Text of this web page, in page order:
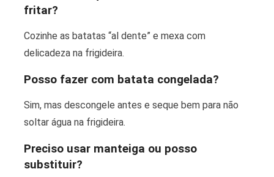
fritar?
Cozinhe as batatas “al dente” e mexa com
delicadeza na frigideira.
Posso fazer com batata congelada?
Sim, mas descongele antes e seque bem para não
soltar água na frigideira.
Preciso usar manteiga ou posso
substituir?